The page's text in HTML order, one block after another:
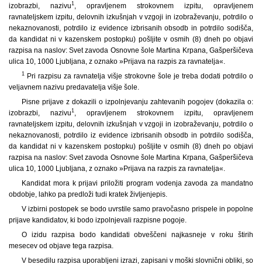
izobrazbi, nazivu1, opravljenem strokovnem izpitu, opravljenem
ravnateljskem izpitu, delovnih izkušnjah v vzgoji in izobraževanju, potrdilo o
nekaznovanosti, potrdilo iz evidence izbrisanih obsodb in potrdilo sodišča,
da kandidat ni v kazenskem postopku) pošljite v osmih (8) dneh po objavi
razpisa na naslov: Svet zavoda Osnovne šole Martina Krpana, Gašperšičeva
ulica 10, 1000 Ljubljana, z oznako »Prijava na razpis za ravnatelja«.
1 Pri razpisu za ravnatelja višje strokovne šole je treba dodati potrdilo o
veljavnem nazivu predavatelja višje šole.
Pisne prijave z dokazili o izpolnjevanju zahtevanih pogojev (dokazila o:
izobrazbi, nazivu1, opravljenem strokovnem izpitu, opravljenem
ravnateljskem izpitu, delovnih izkušnjah v vzgoji in izobraževanju, potrdilo o
nekaznovanosti, potrdilo iz evidence izbrisanih obsodb in potrdilo sodišča,
da kandidat ni v kazenskem postopku) pošljite v osmih (8) dneh po objavi
razpisa na naslov: Svet zavoda Osnovne šole Martina Krpana, Gašperšičeva
ulica 10, 1000 Ljubljana, z oznako »Prijava na razpis za ravnatelja«.
Kandidat mora k prijavi priložiti program vodenja zavoda za mandatno
obdobje, lahko pa predloži tudi kratek življenjepis.
V izbirni postopek se bodo uvrstile samo pravočasno prispele in popolne
prijave kandidatov, ki bodo izpolnjevali razpisne pogoje.
O izidu razpisa bodo kandidati obveščeni najkasneje v roku štirih
mesecev od objave tega razpisa.
V besedilu razpisa uporabljeni izrazi, zapisani v moški slovnični obliki, so